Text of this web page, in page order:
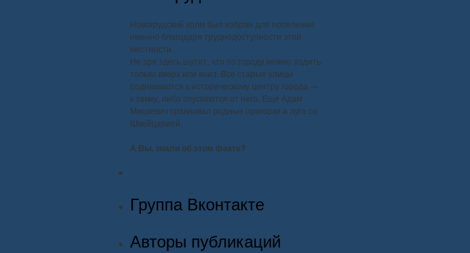
Новогрудский холм был избран для поселения
именно благодаря труднодоступности этой
местности.
Не зря здесь шутят, что по городу можно ходить
только вверх или вниз. Все старые улицы
поднимаются к историческому центру города —
к замку, либо спускаются от него. Еще Адам
Мицкевич сравнивал родные пригорки и луга со
Швейцарией.
А Вы, знали об этом факте?
Группа Вконтакте
Авторы публикаций